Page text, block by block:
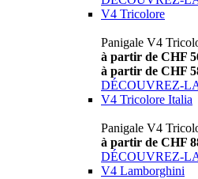
V4 Tricolore
Panigale V4
à partir de CHF
à partir de CHF
DÉCOUVREZ-
V4 Tricolore Italia
Panigale V4
à partir de CHF
DÉCOUVREZ-
V4 Lamborghini